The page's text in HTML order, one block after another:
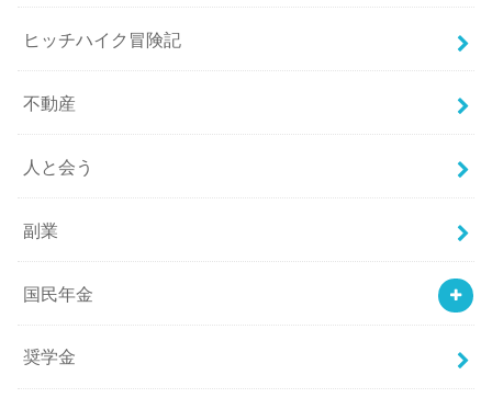
ヒッチハイク冒険記
不動産
人と会う
副業
国民年金
奨学金